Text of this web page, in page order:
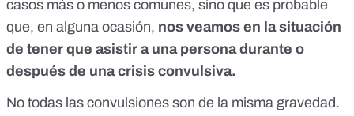
casos más o menos comunes, sino que es probable
que, en alguna ocasión, nos veamos en la situación
de tener que asistir a una persona durante o
después de una crisis convulsiva.
No todas las convulsiones son de la misma gravedad.